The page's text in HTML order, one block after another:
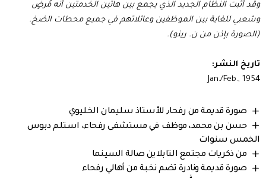
وقد أثبت النظام الجديد الذي يجمع بين هاتين الخدمتين أنه مُرضٍ
وشعبي للغاية بين الموظفين وعائلاتهم في جميع محطات الضخ.
(الصورة بإذن من ن. رينو).
تاريخ النشر:
Jan./Feb., 1954
صورة قديمة من رفحا٫ للأستاذ سليمان الخليوي
حسن بن محمد، موظف في مستشفى رفحاء، استلم دبوس
الخمس سنوات
من ذكريات مجتمع التابلاين صالة السينما
صورة قديمة ونادرة تضم نخبة من أهالي رفحاء